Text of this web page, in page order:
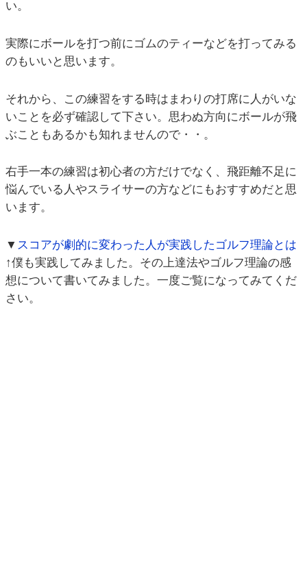
い。
実際にボールを打つ前にゴムのティーなどを打ってみる
のもいいと思います。
それから、この練習をする時はまわりの打席に人がいな
いことを必ず確認して下さい。思わぬ方向にボールが飛
ぶこともあるかも知れませんので・・。
右手一本の練習は初心者の方だけでなく、飛距離不足に
悩んでいる人やスライサーの方などにもおすすめだと思
います。
▼ スコアが劇的に変わった人が実践したゴルフ理論とは
↑僕も実践してみました。その上達法やゴルフ理論の感
想について書いてみました。一度ご覧になってみてくだ
さい。